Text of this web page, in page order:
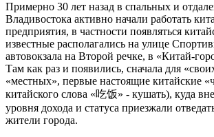
Примерно 30 лет назад в спальных и
Владивостока активно начали работать
предприятия, в частности появляться
известные располагались на улице
автовокзала на Второй речке, в «Китай-
Там как раз и появились, сначала для
«местных», первые настоящие китайские
китайского слова «吃饭» - кушать), куда
уровня дохода и статуса приезжали
жители города.